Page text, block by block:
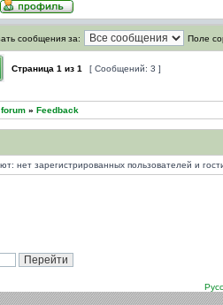
сообщения за: Поле
Страница 1 из 1 [ Сообщений: 3 ]
» Feedback
нет зарегистрированных пользователей и